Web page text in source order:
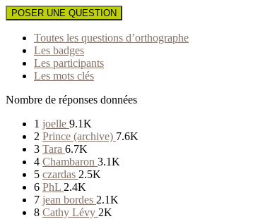
POSER UNE QUESTION
Toutes les questions d’orthographe
Les badges
Les participants
Les mots clés
Nombre de réponses données
1 joelle 9.1K
2 Prince (archive) 7.6K
3 Tara 6.7K
4 Chambaron 3.1K
5 czardas 2.5K
6 PhL 2.4K
7 jean bordes 2.1K
8 Cathy Lévy 2K